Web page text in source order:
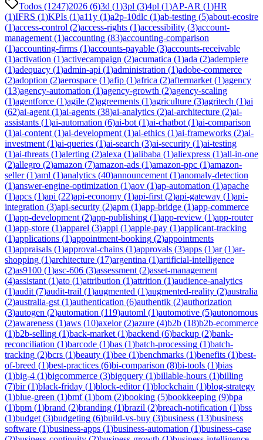
Todos (1247)2026 (6)3d (1)3pl (3)4pl (1)AP-AR (1)HR
(1)IFRS (1)KPIs (1)a11y (1)a2p-10dlc (1)ab-testing (5)about-ecosire
(1)access-control (2)access-rights (1)accessibility (3)account-
management (1)accounting (83)accounting-comparison
(1)accounting-firms (1)accounts-payable (3)accounts-receivable
(1)activation (1)activecampaign (2)acumatica (1)ada (2)adempiere
(1)adequacy (1)admin-api (1)administration (1)adobe-commerce
(2)adoption (2)aerospace (1)afip (1)africa (2)aftermarket (1)agency
(13)agency-automation (1)agency-growth (2)agency-scaling
(1)agentforce (1)agile (2)agreements (1)agriculture (3)agritech (1)ai
(62)ai-agent (1)ai-agents (38)ai-analytics (2)ai-architecture (2)ai-
assistants (1)ai-automation (6)ai-bot (1)ai-chatbot (1)ai-comparison
(1)ai-content (1)ai-development (1)ai-ethics (1)ai-frameworks (2)ai-
investment (1)ai-queries (1)ai-search (3)ai-security (1)ai-testing
(1)ai-threats (1)alerting (2)alexa (1)alibaba (1)aliexpress (1)all-in-one
(2)allegro (2)amazon (7)amazon-ads (1)amazon-ppc (1)amazon-
seller(1)aml (1)analytics (40)announcement (1)anomaly-detection
(1)answer-engine-optimization (1)aov (1)ap-automation (1)apache
(1)apcs (1)api (22)api-economy (1)api-first (2)api-gateway (1)api-
integration (3)api-security (2)apm (1)app-bridge (1)app-commerce
(1)app-development (2)app-publishing (1)app-review (1)app-router
(1)app-store (1)apparel (3)appi (1)apple-pay (1)applicant-tracking
(1)applications (1)appointment-booking (2)appointments
(1)appraisals (1)approval-chains (1)approvals (3)apps (1)ar(1)ar-
shopping (1)architecture (17)argentina (1)artificial-intelligence
(2)as9100 (1)asc-606 (3)assessment (2)asset-management
(4)assistant (1)ato (1)attribution (1)attrition (1)audience-analytics
(1)audit (7)audit-trail (1)augmented (1)augmented-reality (2)australia
(2)australia-gst (1)authentication (6)authentik (2)authorization
(3)autogen (2)automation (119)automl (1)automotive (5)autonomous
(2)awareness (1)aws (10)axelor(2)azure (4)b2b (18)b2b-ecommerce
(1)b2b-selling (1)back-market (1)backend (6)backup (2)bank-
reconciliation (1)barcode (1)bas (1)batch-processing (1)batch-
tracking (2)bcrs (1)beauty (1)bee (1)benchmarks (1)benefits (1)best-
of-breed (1)best-practices (6)bi-comparison (8)bi-tools (1)bias
(1)big-4 (1)bigcommerce (3)bigquery (1)billable-hours (1)billing
(7)bir(1)black-friday (1)block-editor(1)blockchain (1)blog-strategy
(1)blue-green (1)bmf(1)bom (2)booking (5)bookkeeping (9)bpa
(1)bpm (1)brand (2)branding (1)brazil (2)breach-notification (1)bss
(1)budget (3)budgeting (6)build-vs-buy (3)business (13)business
software (1)business-apps (1)business-automation (1)business-case